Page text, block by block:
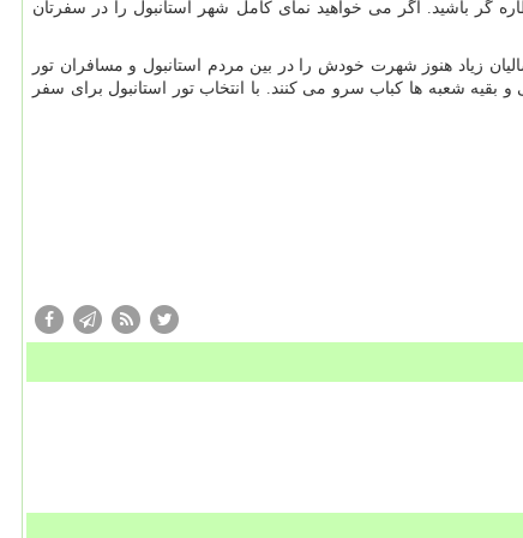
گر باشید. اگر می خواهید نمای کامل شهر استانبول را در سفرتان
زیاد هنوز شهرت خودش را در بین مردم استانبول و مسافران تور
شعبه ها کباب سرو می کنند. با انتخاب تور استانبول برای سفر